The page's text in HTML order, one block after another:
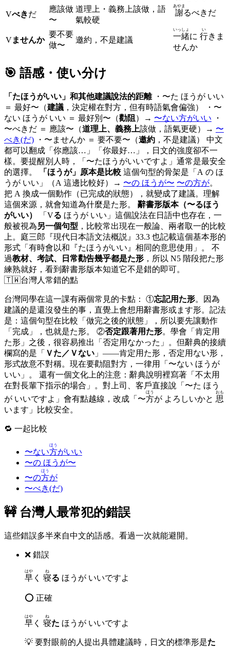
Vべきだ
應該做
〜
道理上・義務上該做，語
氣較硬
謝
あやま
るべきだ
Vませんか
要不要
做〜
邀約，不是建議 一緒
いっしょ
に 行
い
きま
せんか
🎯 語感・使い分け
「たほうがいい」和其他建議說法的距離・〜た ほうが いい
＝ 最好〜（建議 ，決定權在對方，但有時語氣會偏強） ・〜
ない ほうが いい ＝ 最好別〜（勸阻 ）→ 〜ない方がいい ・
〜べきだ ＝ 應該〜（道理上、義務上該做，語氣更硬）→ 〜
べき(だ) ・〜ませんか ＝ 要不要〜（邀約 ，不是建議） 中文
都可以翻成「你應該…」「你最好…」，日文的強度卻不一
樣。要提醒別人時，「〜たほうがいいですよ」通常是最安全
的選擇。
「ほうが」原本是比較
うが いい」（A 這邊比較好）→ 〜の ほうが〜 〜の方が。
把 A 換成一個動作（已完成的狀態），就變成了建議。理解
這個來源，就會知道為什麼是た形。 辭書形版本（〜るほう
がいい）
「Vる ほうが いい」這個說法在日語中也存在，一
般被視為另一個句型 ，比較常出現在一般論、兩者取一的比較
上。庭三郎『現代日本語文法概説』33.3 也記載這個基本形的
形式「有時會以和『たほうがいい』相同的意思使用」。 不
過教材、考試、日常勸告幾乎都是た形 ，所以 N5 階段把た形
練熟就好，看到辭書形版本知道它不是錯的即可。
🇹🇼台灣人常錯的點
台灣同學在這一課有兩個常見的卡點： ①忘記用た形。因為
建議的是還沒發生的事，直覺上會想用辭書形或ます形。記法
是：這個句型在比較「做完之後的狀態」，所以要先讓動作
「完成」，也就是た形。 ②否定跟著用た形。學會「肯定用
た形」之後，很容易推出「否定用なかった」。但辭典的接續
欄寫的是「 Ｖた／Ｖない 」——肯定用た形，否定用ない形，
形式故意不對稱。現在要勸阻對方，一律用「〜ない ほうが
いい」。 還有一個文化上的注意：辭典說明裡寫著「不太用
在對長輩下指示的場合」。對上司、客戶直接說「〜た ほう
が いいですよ」會有點越線，改成「〜方
ほう
が よろしいかと 思
おも
います」比較安全。
🔁 一起比較
〜ない方
ほう
がいい
〜の ほうが〜
〜の方
ほう
が
〜べき(だ)
🚧 台灣人最常犯的錯誤
這些錯誤多半來自中文的語感。看過一次就能避開。
❌ 錯誤
早
はや
く 寝
ね
る ほうが いいですよ
⭕ 正確
早
はや
く 寝
ね
た ほうが いいですよ
💡 要對眼前的人提出具體建議時，日文的標準形是た